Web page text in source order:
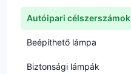
Autóipari célszerszámok
Beépíthető lámpa
Biztonsági lámpák